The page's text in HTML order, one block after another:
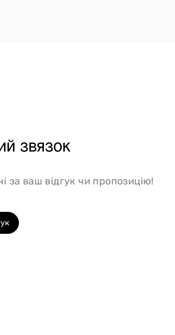
звязок
за ваш відгук чи пропозицію!